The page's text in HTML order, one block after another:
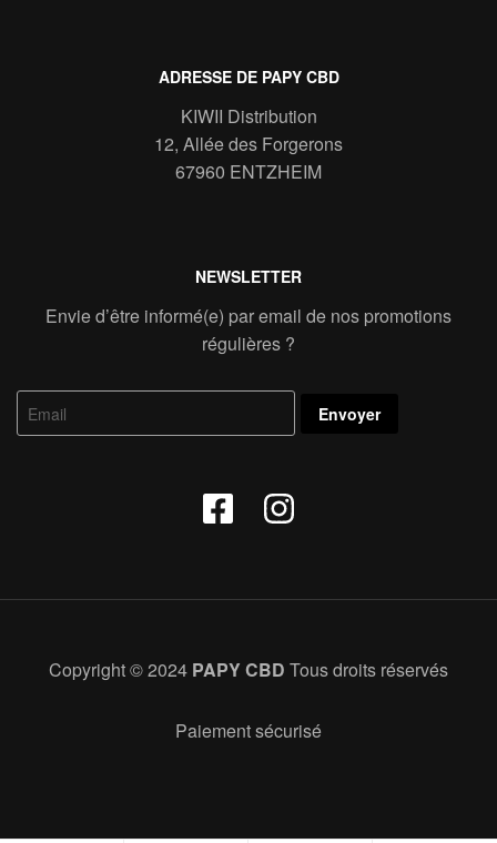
ADRESSE DE PAPY CBD
KIWII Distribution
12, Allée des Forgerons
67960 ENTZHEIM
NEWSLETTER
Envie d’être informé(e) par email de nos promotions
régulières ?
Copyright © 2024 PAPY CBD Tous droits réservés
Paiement sécurisé